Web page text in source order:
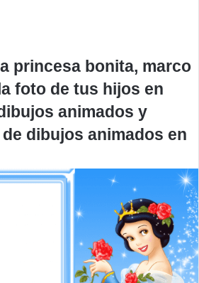
princesa bonita, marco
foto de tus hijos en
animados y
dibujos animados en